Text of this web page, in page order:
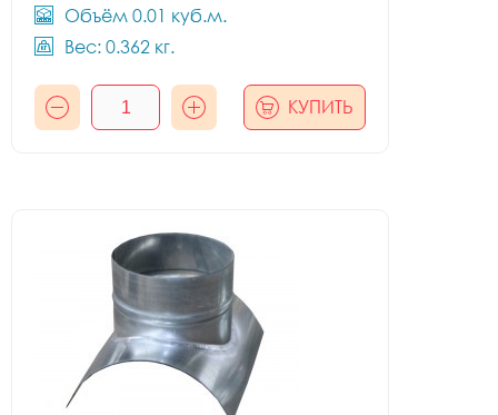
Объём 0.01 куб.м.
Вес: 0.362 кг.
КУПИТЬ